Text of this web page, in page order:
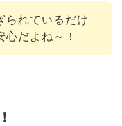
られているだけ
だよね～！